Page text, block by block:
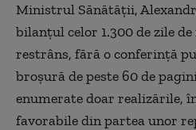
seconds
Ministrul Sănătății,
bilanțul celor 1.300 de zile
restrâns, fără o conferință
broșură de peste 60 de
enumerate doar realizările,
favorabile din partea unor